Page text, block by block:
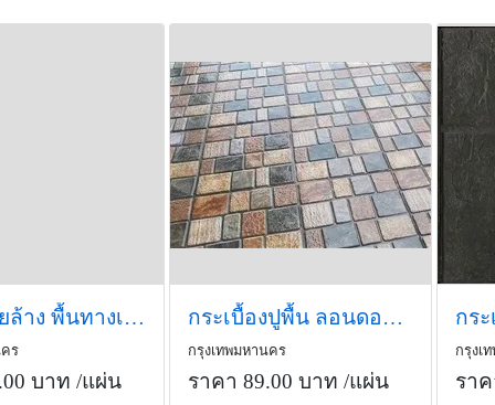
แผ่นทรายล้าง พื้นทางเดิน แผ่นพื้นสวน
ร
บาท /แผ่น
กระเบื้องปูพื้น ลอนดอนพรีเมียร์ 40x40x3.5 ซม. สีมัลติสโตน
กรุงเทพมหานคร
ราคา 89.00 บาท /แผ่น
กรุงเ
รา